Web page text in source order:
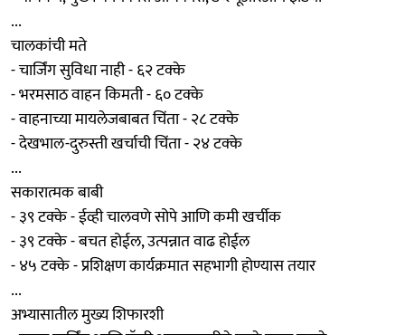
...
चालकांची मते
- चार्जिंग सुविधा नाही - ६२ टक्के
- भरमसाठ वाहन किमती - ६० टक्के
- वाहनाच्या मायलेजबाबत चिंता - २८ टक्के
- देखभाल-दुरुस्ती खर्चाची चिंता - २४ टक्के
...
सकारात्मक बाबी
- ३९ टक्के - ईव्ही चालवणे सोपे आणि कमी खर्चीक
- ३९ टक्के - बचत होईल, उत्पन्नात वाढ होईल
- ४५ टक्के - प्रशिक्षण कार्यक्रमात सहभागी होण्यास तयार
...
अभ्यासातील मुख्य शिफारशी